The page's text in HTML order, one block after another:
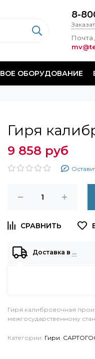
8-
Почта
ОБОРУДОВАНИЕ
Гиря
9 858 руб
Доставка в …
Гиря калибровочная
межгосударственному
Категории: Гири